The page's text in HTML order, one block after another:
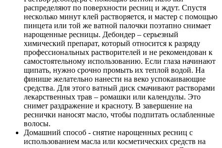
распределяют по поверхности ресниц и ждут. Спустя
несколько минут клей растворяется, и мастер с помощью
пинцета или той же ватной палочки поэтапно снимает
нарощенные ресницы. Дебондер – серьезный
химический препарат, который относится к разряду
профессиональных растворителей и не рекомендован к
самостоятельному использованию. Если глаза начинают
щипать, нужно срочно промыть их теплой водой. На
финише желательно нанести на веко успокаивающие
средства. Для этого ватный диск смачивают растворами
лекарственных трав – ромашки или календулы. Это
снимет раздражение и красноту. В завершение на
реснички наносят масло, чтобы подпитать ослабленные
волосы.
Домашний способ - снятие нарощенных ресниц с
использованием масла или косметических средств на